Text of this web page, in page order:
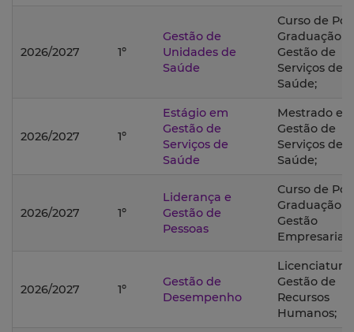
2026/2027 1º
Gestão de
Unidades de
Saúde
Curso de Pós
Graduação
Gestão de
Serviços de
Saúde;
2026/2027 1º
Estágio em
Gestão de
Serviços de
Saúde
Mestrado em
Gestão de
Serviços de
Saúde;
2026/2027 1º
Liderança e
Gestão de
Pessoas
Curso de Pós
Graduação
Gestão
Empresarial;
2026/2027 1º
Gestão de
Desempenho
Licenciatura
Gestão de
Recursos
Humanos;